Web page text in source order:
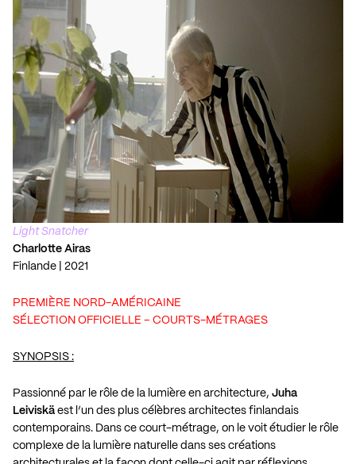
Light Snatcher
Charlotte Airas
Finlande | 2021
PREMIÈRE NORD-AMÉRICAINE
SÉLECTION OFFICIELLE – COURTS-MÉTRAGES
SYNOPSIS :
Passionné par le rôle de la lumière en architecture, Juha
Leiviskä est l’un des plus célèbres architectes finlandais
contemporains. Dans ce court-métrage, on le voit étudier le rôle
complexe de la lumière naturelle dans ses créations